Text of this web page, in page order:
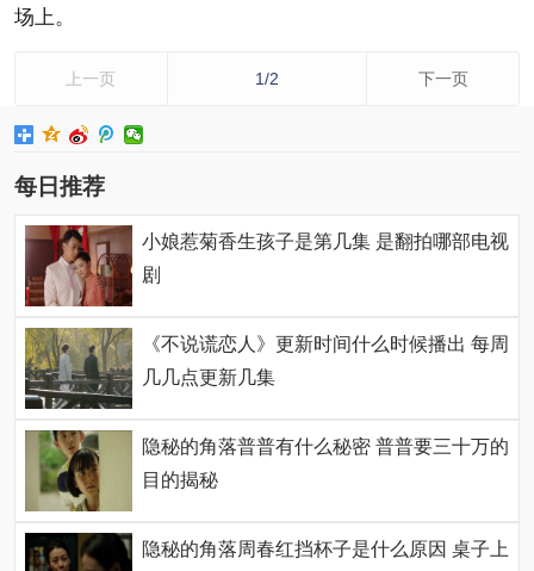
场上。
上一页 1/2 下一页
每日推荐
小娘惹菊香生孩子是第几集 是翻拍哪部电视
剧
《不说谎恋人》更新时间什么时候播出 每周
几几点更新几集
隐秘的角落普普有什么秘密 普普要三十万的
目的揭秘
隐秘的角落周春红挡杯子是什么原因 桌子上